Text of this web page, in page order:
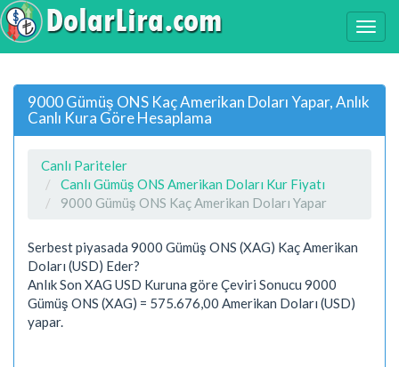
9000 Gümüş ONS Kaç Amerikan Doları Yapar, Anlık
Canlı Kura Göre Hesaplama
Canlı Pariteler
Canlı Gümüş ONS Amerikan Doları Kur Fiyatı
9000 Gümüş ONS Kaç Amerikan Doları Yapar
Serbest piyasada 9000 Gümüş ONS (XAG) Kaç Amerikan
Doları (USD) Eder?
Anlık Son XAG USD Kuruna göre Çeviri Sonucu 9000
Gümüş ONS (XAG) = 575.676,00 Amerikan Doları (USD)
yapar.